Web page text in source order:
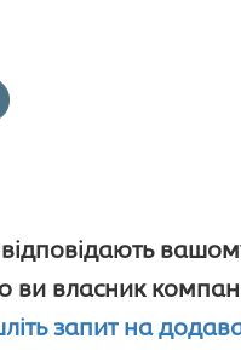
власник
запит на